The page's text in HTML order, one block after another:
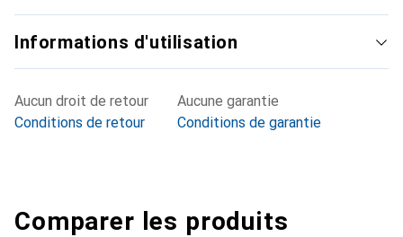
Informations d'utilisation
Aucun droit de retour
Conditions de retour
Aucune garantie
Conditions de garantie
Comparer les produits